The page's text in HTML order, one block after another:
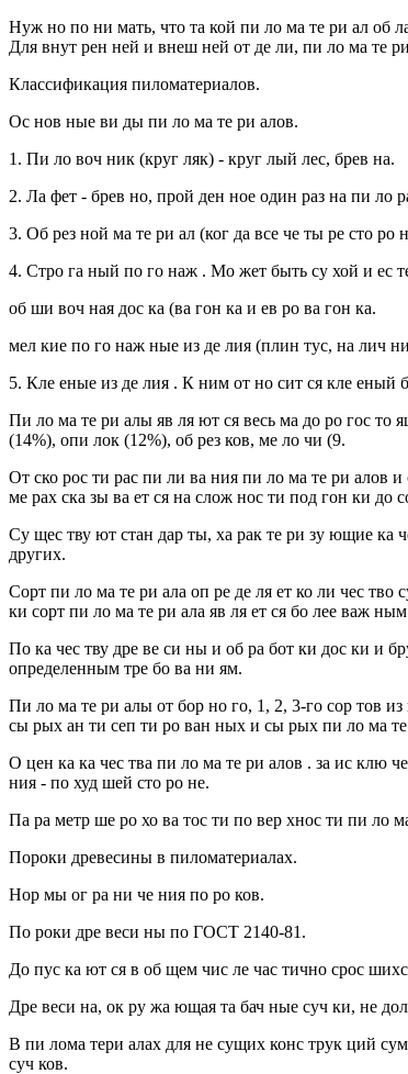
Нуж но по ни мать, что та кой пи ло ма те ри ал об
Для внут рен ней и внеш ней от де ли, пи ло ма те
Классификация пиломатериалов.
Ос нов ные ви ды пи ло ма те ри алов.
1. Пи ло воч ник (круг ляк) - круг лый лес, брев на.
2. Ла фет - брев но, прой ден ное один раз на пи ло
3. Об рез ной ма те ри ал (ког да все че ты ре сто
4. Стро га ный по го наж . Мо жет быть су хой и ес
об ши воч ная дос ка (ва гон ка и ев ро ва гон ка.
мел кие по го наж ные из де лия (плин тус, на лич
5. Кле еные из де лия . К ним от но сит ся кле еный
Пи ло ма те ри алы яв ля ют ся весь ма до ро гос то
(14%), опи лок (12%), об рез ков, ме ло чи (9.
От ско рос ти рас пи ли ва ния пи ло ма те ри алов
ме рах ска зы ва ет ся на слож нос ти под гон ки до
Су щес тву ют стан дар ты, ха рак те ри зу ющие
других.
Сорт пи ло ма те ри ала оп ре де ля ет ко ли чес
ки сорт пи ло ма те ри ала яв ля ет ся бо лее важ
По ка чес тву дре ве си ны и об ра бот ки дос ки и
определенным тре бо ва ни ям.
Пи ло ма те ри алы от бор но го, 1, 2, 3-го сор тов
сы рых ан ти сеп ти ро ван ных и сы рых пи ло ма те
О цен ка ка чес тва пи ло ма те ри алов . за ис клю
ния - по худ шей сто ро не.
Па ра метр ше ро хо ва тос ти по вер хнос ти пи ло
Пороки древесины в пиломатериалах.
Нор мы ог ра ни че ния по ро ков.
По роки дре веси ны по ГОСТ 2140-81.
До пус ка ют ся в об щем чис ле час тично срос
Дре веси на, ок ру жа ющая та бач ные суч ки, не
В пи лома тери алах для не сущих конс трук ций
суч ков.